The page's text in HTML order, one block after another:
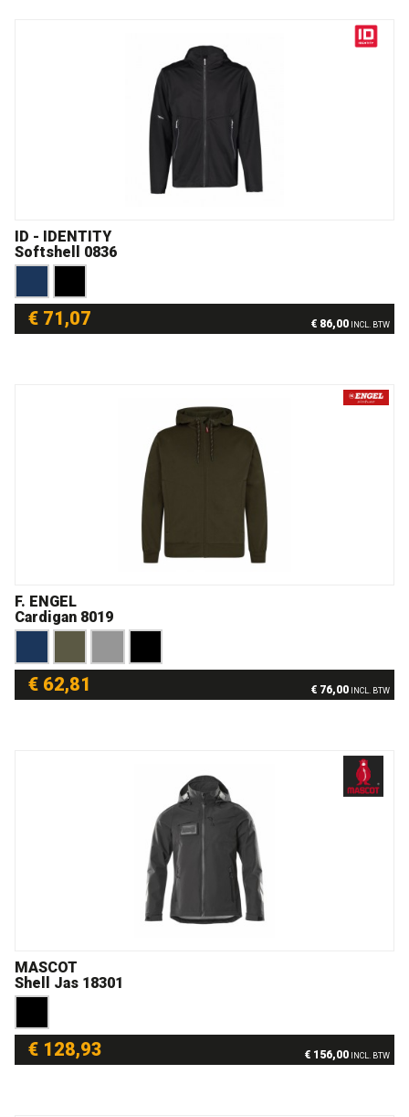
ID - IDENTITY
Softshell 0836
€ 71,07 € 86,00 INCL. BTW
F. ENGEL
Cardigan 8019
€ 62,81 € 76,00 INCL. BTW
MASCOT
Shell Jas 18301
€ 128,93 € 156,00 INCL. BTW